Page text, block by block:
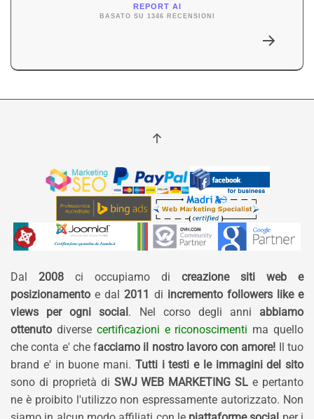
REPORT AI
BASATO SU 1346 RECENSIONI
Dal 2008 ci occupiamo di creazione siti web e
posizionamento e dal 2011 di incremento followers like e
views per ogni social. Nel corso degli anni abbiamo
ottenuto diverse certificazioni e riconoscimenti ma quello
che conta e' che facciamo il nostro lavoro con amore! Il tuo
brand e' in buone mani. Tutti i testi e le immagini del sito
sono di proprietà di SWJ WEB MARKETING SL e pertanto
ne è proibito l'utilizzo non espressamente autorizzato. Non